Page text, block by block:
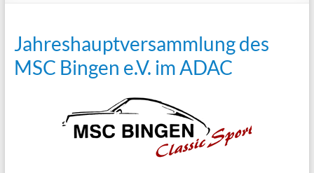
Jahreshauptversammlung des
MSC Bingen e.V. im ADAC